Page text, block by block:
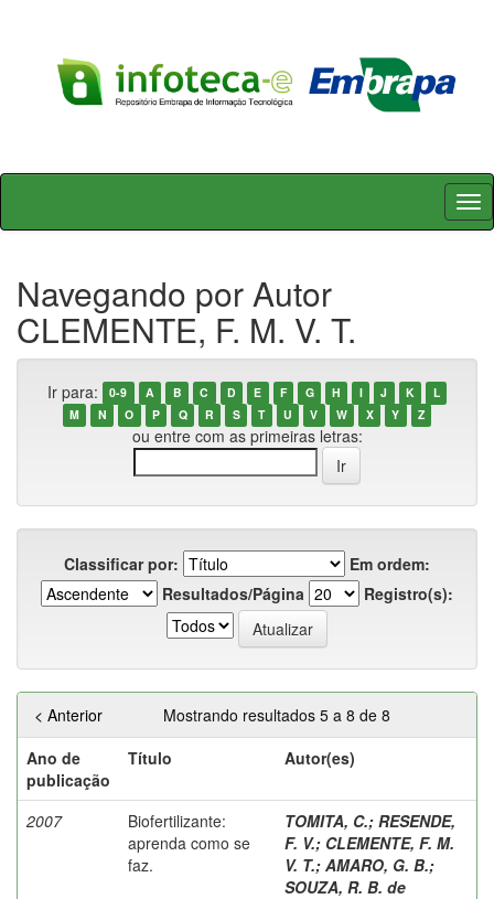
Skip
Navegando por Autor
CLEMENTE, F. M. V. T.
Ir para: 0-9 A B C D E F G H I J K
L
M
N O P Q R S T U V W X Y Z
ou entre com as primeiras letras:
Classificar por:
Em ordem:
Resultados/Página
Registro(s):
Mostrando resultados 5 a 8 de 8
< Anterior
Ano de
publicação
Título Autor(es)
2007
Biofertilizante:
aprenda como se
faz.
TOMITA, C.; RESENDE,
F. V.; CLEMENTE, F. M.
V. T.; AMARO, G. B.;
SOUZA, R. B. de